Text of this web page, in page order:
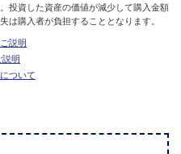
投資した資産の価値が減少して購入金額
は購入者が負担することとなります。
説明
説明
ついて